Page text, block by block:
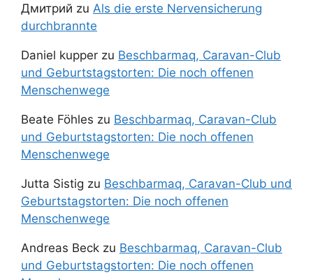
Дмитрий zu Als die erste Nervensicherung
durchbrannte
Daniel kupper zu Beschbarmaq, Caravan-Club
und Geburtstagstorten: Die noch offenen
Menschenwege
Beate Föhles zu Beschbarmaq, Caravan-Club
und Geburtstagstorten: Die noch offenen
Menschenwege
Jutta Sistig zu Beschbarmaq, Caravan-Club und
Geburtstagstorten: Die noch offenen
Menschenwege
Andreas Beck zu Beschbarmaq, Caravan-Club
und Geburtstagstorten: Die noch offenen